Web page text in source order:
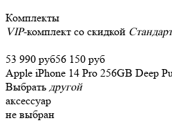
Комплекты
VIP-комплект со скидкой Стандарт
53 990 руб56 150 руб
Apple iPhone 14 Pro 256GB Deep
Выбрать другой
аксессуар
не выбран